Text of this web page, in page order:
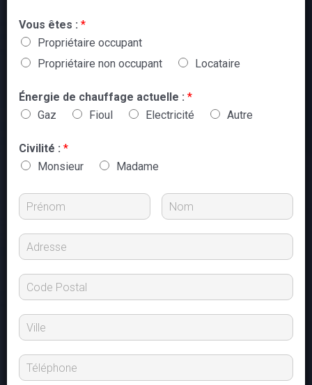
Vous êtes : *
Propriétaire occupant
Propriétaire non occupant
Locataire
Énergie de chauffage actuelle : *
Gaz
Fioul Electricité Autre
Civilité : *
Monsieur
Madame